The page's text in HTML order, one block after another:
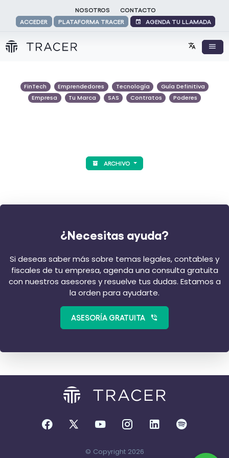
NOSOTROS
CONTACTO
ACCEDER
PLATAFORMA TRACER AGENDA TU LLAMADA
FinTech Emprendedores Tecnología
Guía Definitiva
Empresa
Tu Marca SAS Contratos Poderes
ARCHIVO
¿Necesitas ayuda?
Si deseas saber más sobre temas legales, contables y
fiscales de tu empresa, agenda una consulta gratuita
con nuestros asesores y resuelve tus dudas. Estamos a
la orden para ayudarte.
ASESORÍA GRATUITA
© Copyright 2026